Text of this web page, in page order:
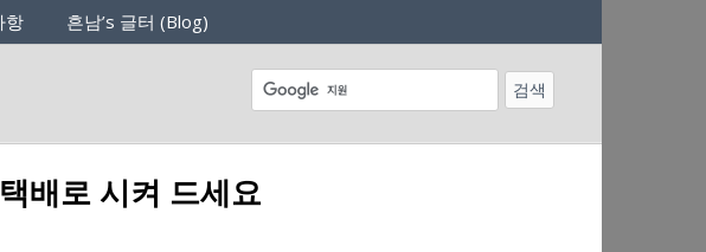
항 흔남’s 글터 (Blog)
배로 시켜 드세요